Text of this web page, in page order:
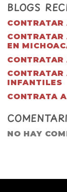
BLOGS
EN
INFANTILES
CONTRATA
NO HAY